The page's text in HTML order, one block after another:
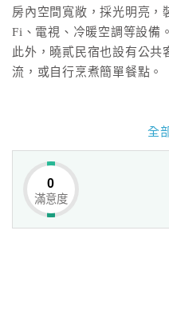
房內空間寬敞，採光明亮，
Fi、電視、冷暖空調等設備。
此外，曉貳民宿也設有公共
流，或自行烹煮簡單餐點。
全
0
滿意度